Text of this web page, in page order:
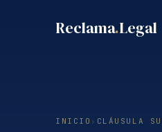
Reclama.Legal
INICIO › CLÁUSULA